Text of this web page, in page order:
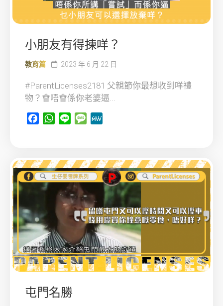
小朋友有得揀咩？
教育篇 2023 年 6 月 22 日
#ParentLicenses2181 父親節你最想收到咩禮
物？會唔會係你老婆逼...
FacebookWhatsApp
Line Message
屯門名勝